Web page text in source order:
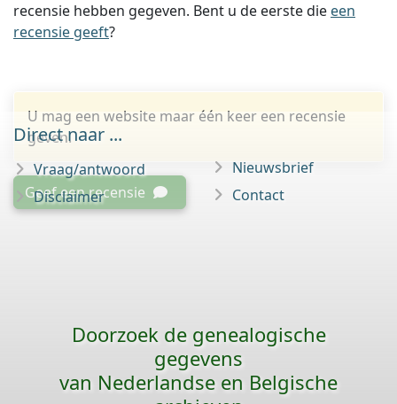
recensie hebben gegeven. Bent u de eerste die een
recensie geeft?
U mag een website maar één keer een recensie
geven.
Geef een recensie
Direct naar ...
Vraag/antwoord
Disclaimer
Nieuwsbrief
Contact
Doorzoek de genealogische
gegevens
van Nederlandse en Belgische